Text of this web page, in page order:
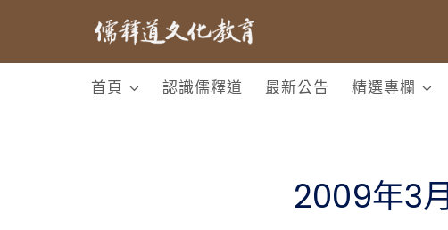
首頁 認識儒釋道 最新公告 精選專欄
2009年3